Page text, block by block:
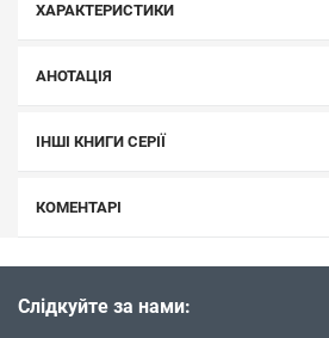
ХАРАКТЕРИСТИКИ
АНОТАЦІЯ
ІНШІ КНИГИ СЕРІЇ
КОМЕНТАРІ
Слідкуйте за нами: